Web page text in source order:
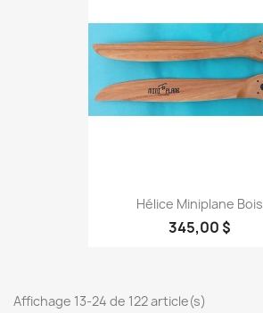
Hélice Miniplane Bois
345,00 $
Affichage 13-24 de 122 article(s)